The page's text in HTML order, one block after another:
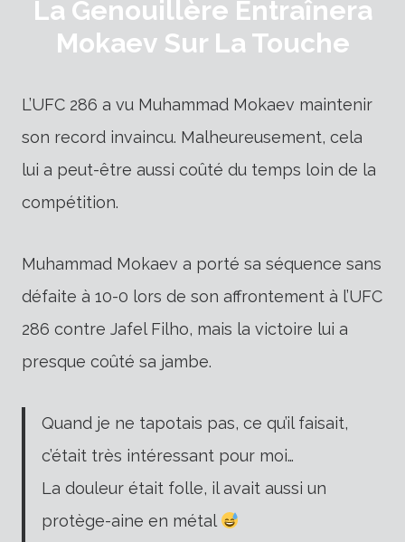
La Genouillère Entraînera
Mokaev Sur La Touche
L’UFC 286 a vu Muhammad Mokaev maintenir
son record invaincu. Malheureusement, cela
lui a peut-être aussi coûté du temps loin de la
compétition.
Muhammad Mokaev a porté sa séquence sans
défaite à 10-0 lors de son affrontement à l’UFC
286 contre Jafel Filho, mais la victoire lui a
presque coûté sa jambe.
Quand je ne tapotais pas, ce qu’il faisait,
c’était très intéressant pour moi…
La douleur était folle, il avait aussi un
protège-aine en métal